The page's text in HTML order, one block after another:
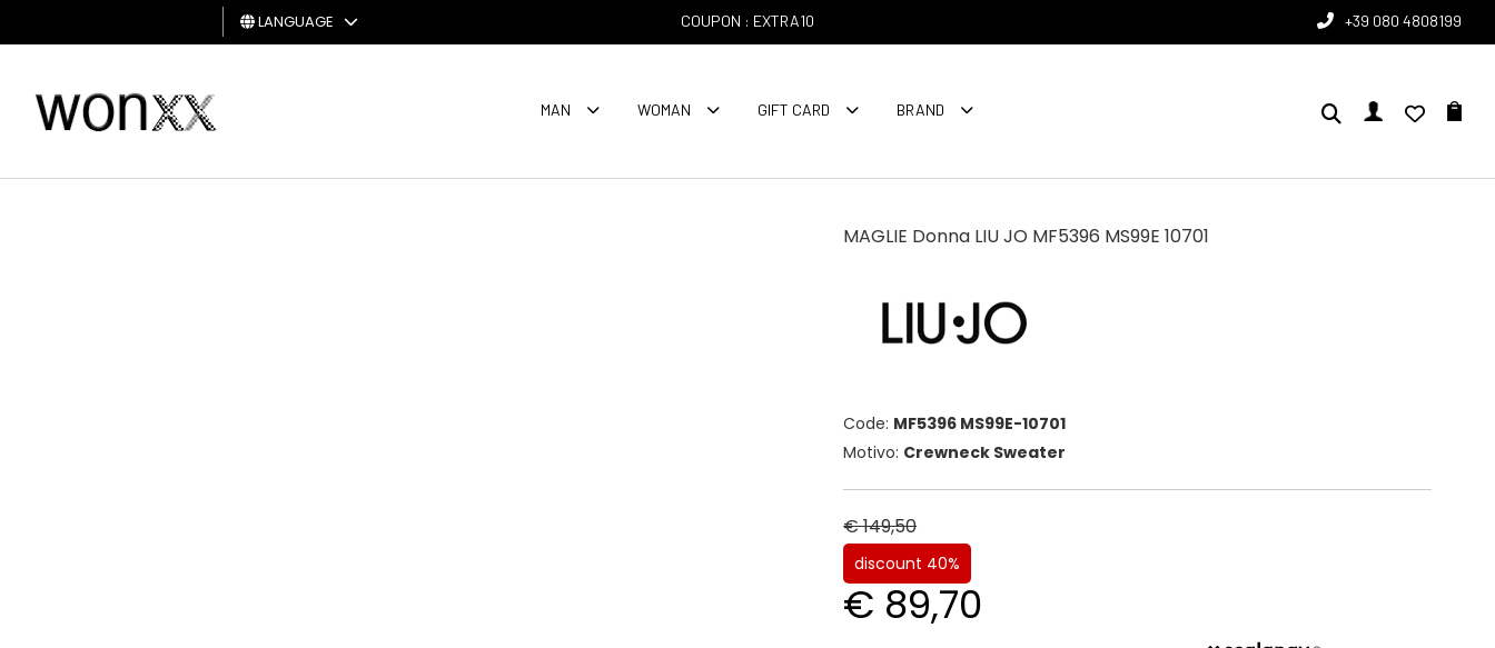
MAN
LANGUAGE COUPON : EXTRA10 +39 080 4808199
MAN WOMAN GIFT CARD BRAND
MAGLIE Donna LIU JO MF5396 MS99E 10701
Code: MF5396 MS99E-10701
Motivo: Crewneck Sweater
€ 149,50
discount 40%
€ 89,70